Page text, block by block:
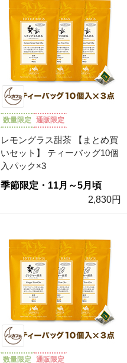
数量限定 通販限定
レモングラス甜茶 【まとめ買
いセット】 ティーバッグ10個
入パック×3
季節限定・11月～5月頃
2,830円
数量限定 通販限定